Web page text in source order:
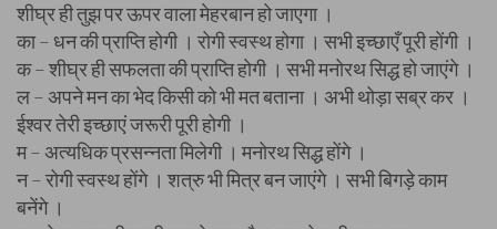
शीघ्र ही तुझ पर ऊपर वाला मेहरबान हो जाएगा ।
का – धन की प्राप्ति होगी । रोगी स्वस्थ होगा । सभी इच्छाएँ पूरी होंगी ।
क – शीघ्र ही सफलता की प्राप्ति होगी । सभी मनोरथ सिद्ध हो जाएंगे ।
ल – अपने मन का भेद किसी को भी मत बताना । अभी थोड़ा सब्र कर ।
ईश्वर तेरी इच्छाएं जरूरी पूरी होगी ।
म – अत्यधिक प्रसन्नता मिलेगी । मनोरथ सिद्ध होंगे ।
न – रोगी स्वस्थ होंगे । शत्रु भी मित्र बन जाएंगे । सभी बिगड़े काम
बनेंगे ।